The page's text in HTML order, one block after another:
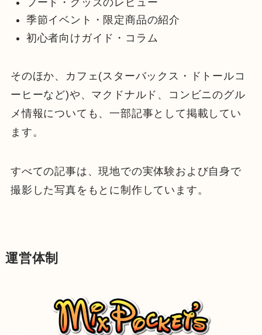
季節イベント・限定商品の紹介
初心者向けガイド・コラム
そのほか、カフェ(スターバックス・ドトールコ
ーヒーなど)や、マクドナルド、コンビニのグル
メ情報についても、一部記事として掲載してい
ます。
すべての記事は、現地での実体験および自身で
撮影した写真をもとに制作しています。
運営体制